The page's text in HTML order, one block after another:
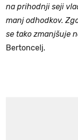
na prihodnji seji
manj odhodkov.
se tako zmanjšuje
Bertoncelj.